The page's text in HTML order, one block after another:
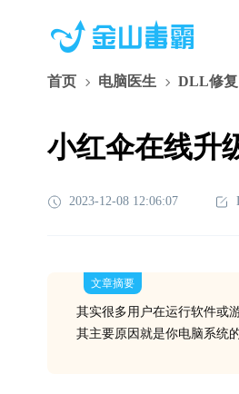
首页 电脑医生 DLL修复
小红伞在线升
2023-12-08 12:06:07
文章摘要
其实很多用户在运行软件或
其主要原因就是你电脑系统